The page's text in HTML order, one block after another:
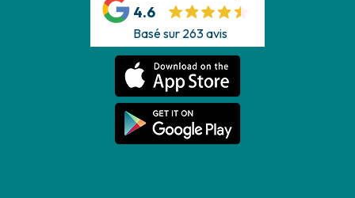
4.6
Basé sur 263 avis